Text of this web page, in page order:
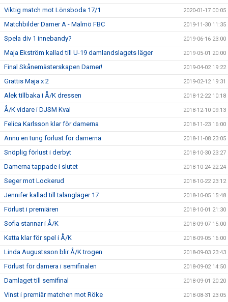
Viktig match mot Lönsboda 17/1 2020-01-17 00:05
Matchbilder Damer A - Malmö FBC 2019-11-30 11:35
Spela div 1 innebandy? 2019-06-16 23:00
Maja Ekström kallad till U-19 damlandslagets läger 2019-05-01 20:00
Final Skånemästerskapen Damer! 2019-04-02 19:22
Grattis Maja x 2 2019-02-12 19:31
Alek tillbaka i Å/K dressen 2018-12-22 10:18
Å/K vidare i DJSM Kval 2018-12-10 09:13
Felica Karlsson klar för damerna 2018-11-23 16:00
Ännu en tung förlust för damerna 2018-11-08 23:05
Snöplig förlust i derbyt 2018-10-30 23:27
Damerna tappade i slutet 2018-10-24 22:24
Seger mot Lockerud 2018-10-22 23:12
Jennifer kallad till talangläger 17 2018-10-05 15:48
Förlust i premiären 2018-10-01 21:30
Sofia stannar i Å/K 2018-09-07 15:00
Katta klar för spel i Å/K 2018-09-05 16:00
Linda Augustsson blir Å/K trogen 2018-09-03 23:43
Förlust för damera i semifinalen 2018-09-02 14:50
Damlaget till semifinal 2018-09-01 20:20
Vinst i premiär matchen mot Röke 2018-08-31 23:05